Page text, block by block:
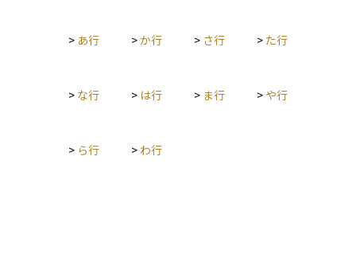
の安心につなげることができます。たとえば、子どもの教育資
のライフイベントに合わせて計画的に資産を増やすことが、将
> あ行 >か行 > さ行 > た行
> な行 > は行 > ま行 > や行
> ら行 > わ行